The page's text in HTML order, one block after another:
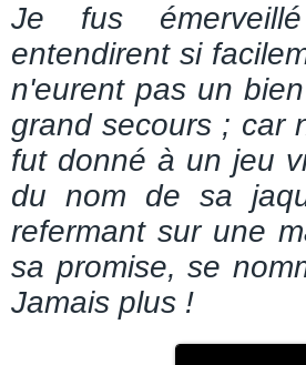
Je fus
entendirent si
n'eurent pas un
grand secours ; car
fut donné à un jeu
du nom de sa
refermant sur une
sa promise, se
Jamais plus !